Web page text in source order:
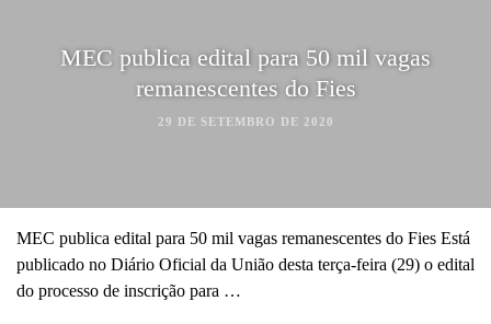
MEC publica edital para 50 mil vagas
remanescentes do Fies
29 DE SETEMBRO DE 2020
MEC publica edital para 50 mil vagas remanescentes do Fies Está
publicado no Diário Oficial da União desta terça-feira (29) o edital
do processo de inscrição para …